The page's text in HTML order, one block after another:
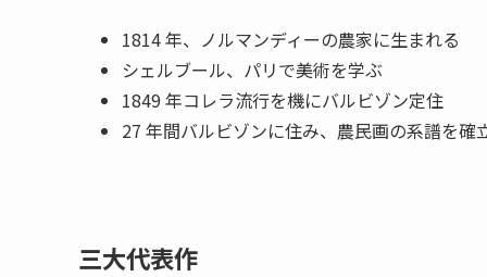
1814 年、ノルマンディーの農家に生まれる
シェルブール、パリで美術を学ぶ
1849 年コレラ流行を機にバルビゾン定住
27 年間バルビゾンに住み、農民画の系譜を確
三大代表作